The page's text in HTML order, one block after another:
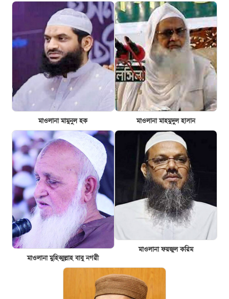
মাওলানা মামুনুল হক মাওলানা মাহমুদুল হাসান
মাওলানা মুহিব্বুল্লাহ বাবু নগরী
মাওলানা ফয়জুল করিম